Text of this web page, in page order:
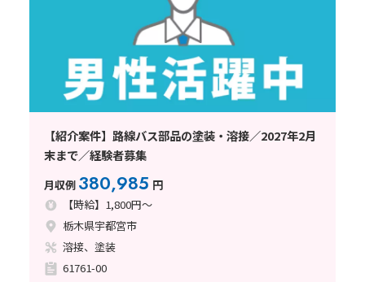
【紹介案件】路線バス部品の塗装・溶接／2027年2月
末まで／経験者募集
月収例 380,985 円
【時給】1,800円～
栃木県宇都宮市
溶接、塗装
61761-00